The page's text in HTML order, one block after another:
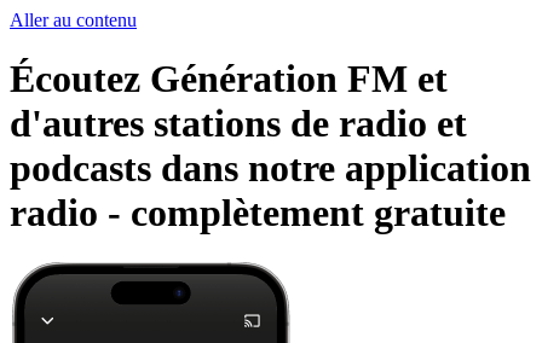
Aller au contenu
Écoutez Génération FM et
d'autres stations de radio et
podcasts dans notre application
radio - complètement gratuite